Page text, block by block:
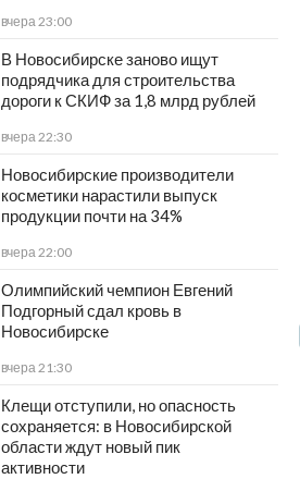
вчера 23:00
В Новосибирске заново ищут
подрядчика для строительства
дороги к СКИФ за 1,8 млрд рублей
вчера 22:30
Новосибирские производители
косметики нарастили выпуск
продукции почти на 34%
вчера 22:00
Олимпийский чемпион Евгений
Подгорный сдал кровь в
Новосибирске
вчера 21:30
Клещи отступили, но опасность
сохраняется: в Новосибирской
области ждут новый пик
активности